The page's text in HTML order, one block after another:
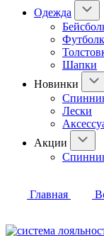
Одежда
Шапки
Новинки
Лески
Акции
Главная